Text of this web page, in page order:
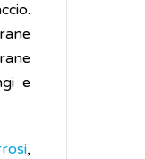
e
,